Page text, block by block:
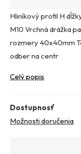
Hliníkový profil H
M10 Vrchná drážka
rozmery 40x40mm
odber na centr
Celý popis
Dostupnosť
Možnosti doručenia